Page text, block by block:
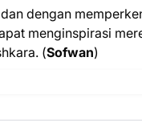
dengan
menginspirasi
(Sofwan)